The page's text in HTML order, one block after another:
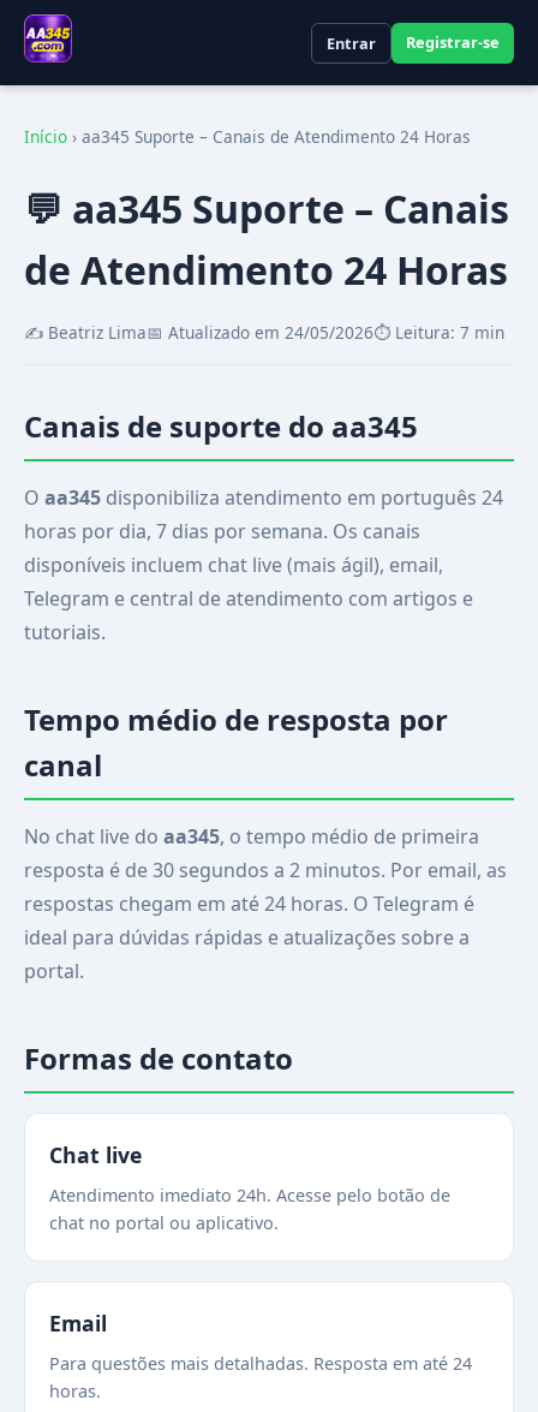
Entrar Registrar-se
Início › aa345 Suporte – Canais de Atendimento 24 Horas
💬 aa345 Suporte – Canais
de Atendimento 24 Horas
✍️ Beatriz Lima📅 Atualizado em 24/05/2026⏱️ Leitura: 7 min
Canais de suporte do aa345
O aa345 disponibiliza atendimento em português 24
horas por dia, 7 dias por semana. Os canais
disponíveis incluem chat live (mais ágil), email,
Telegram e central de atendimento com artigos e
tutoriais.
Tempo médio de resposta por
canal
No chat live do aa345, o tempo médio de primeira
resposta é de 30 segundos a 2 minutos. Por email, as
respostas chegam em até 24 horas. O Telegram é
ideal para dúvidas rápidas e atualizações sobre a
portal.
Formas de contato
Chat live
Atendimento imediato 24h. Acesse pelo botão de
chat no portal ou aplicativo.
Email
Para questões mais detalhadas. Resposta em até 24
horas.